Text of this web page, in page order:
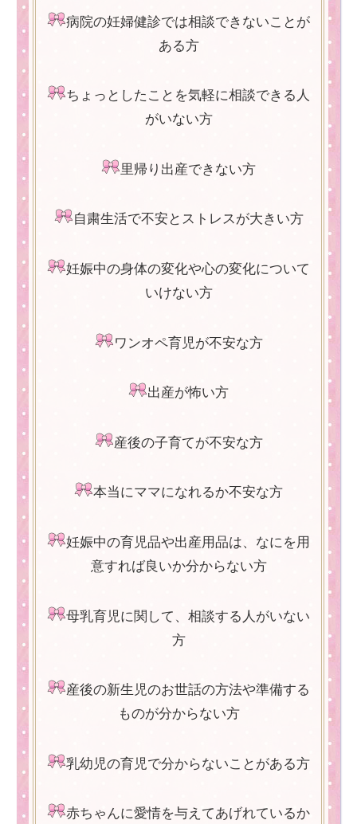
病院の妊婦健診では相談できないことが
ある方
ちょっとしたことを気軽に相談できる人
がいない方
里帰り出産できない方
自粛生活で不安とストレスが大きい方
妊娠中の身体の変化や心の変化について
いけない方
ワンオペ育児が不安な方
出産が怖い方
産後の子育てが不安な方
本当にママになれるか不安な方
妊娠中の育児品や出産用品は、なにを用
意すれば良いか分からない方
母乳育児に関して、相談する人がいない
方
産後の新生児のお世話の方法や準備する
ものが分からない方
乳幼児の育児で分からないことがある方
赤ちゃんに愛情を与えてあげれているか